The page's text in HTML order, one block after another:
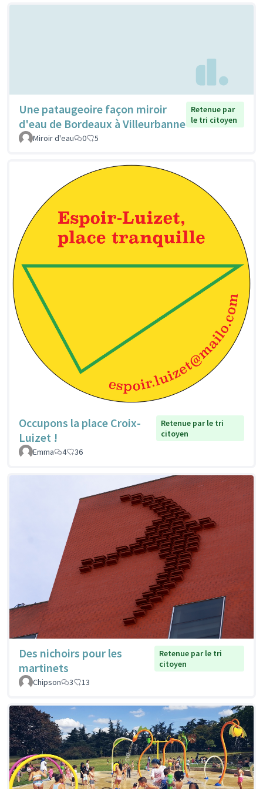
Une pataugeoire façon miroir
d'eau de Bordeaux à Villeurbanne
Retenue par
le tri citoyen
Miroir d'eau
0 5
Occupons la place Croix-
Luizet !
Retenue par le tri
citoyen
Emma
4 36
Des nichoirs pour les
martinets
Retenue par le tri
citoyen
Chipson
3 13